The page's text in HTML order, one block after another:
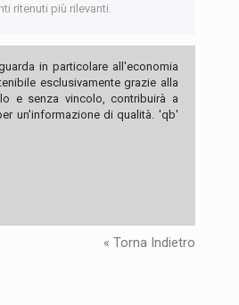
ritenuti più rilevanti.
in particolare all'economia
esclusivamente grazie alla
e senza vincolo, contribuirà a
un'informazione di qualità. 'qb'
« Torna Indietro